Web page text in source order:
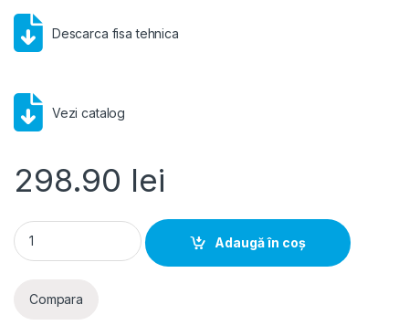
Descarca fisa tehnica
Vezi catalog
298.90 lei
Întrerupător Diferențial RCCB 2P (1P+N) 40A 100mA 6kA tip
Adaugă în coș
Compara